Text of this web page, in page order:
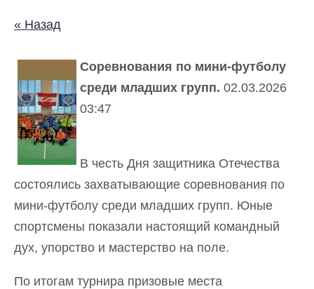
« Назад
Соревнования по мини-футболу
среди младших групп. 02.03.2026
03:47
В честь Дня защитника Отечества
состоялись захватывающие соревнования по
мини-футболу среди младших групп. Юные
спортсмены показали настоящий командный
дух, упорство и мастерство на поле.
По итогам турнира призовые места